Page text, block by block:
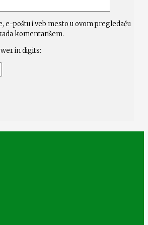
e-poštu i veb mesto u ovom pregledaču
komentarišem.
in digits: